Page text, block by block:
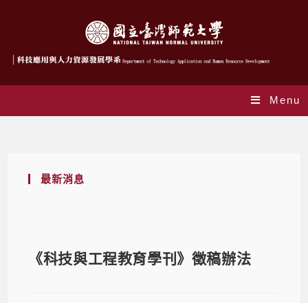
Menu
最新消息
《科技與工程教育學刊》徵稿辦法